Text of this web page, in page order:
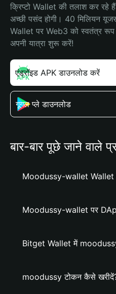
क्रिप्टो Wallet की तलाश कर
अच्छी पसंद होगी। 40 मिलियन
Wallet पर Web3 को स्वतंत्र
अपनी यात्रा शुरू करें!
एंड्रॉइड APK डाउनलोड करें
गूगल प्ले डाउनलोड
बार-बार पूछे जाने वाले
Moodussy-wallet Wallet
Moodussy-wallet पर
Bitget Wallet में
moodussy टोकन कैसे